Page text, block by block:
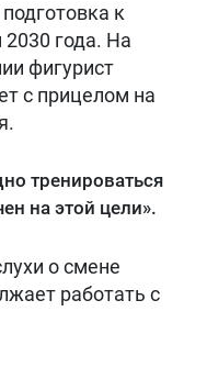
к
года. На
фигурист
с прицелом на
тренироваться
на этой цели».
о смене
работать с